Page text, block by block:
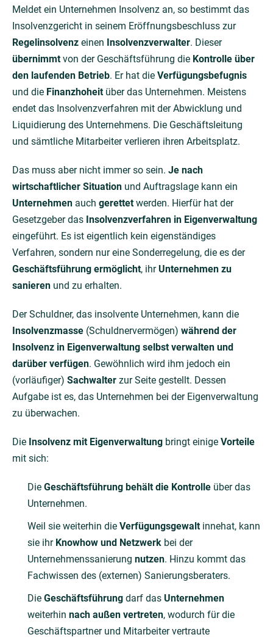
Meldet ein Unternehmen Insolvenz an, so bestimmt das
Insolvenzgericht in seinem Eröffnungsbeschluss zur
Regelinsolvenz einen Insolvenzverwalter. Dieser
übernimmtvon der Geschäftsführung die Kontrolle über
den laufenden Betrieb. Er hat die Verfügungsbefugnis
und die Finanzhoheitüber das Unternehmen. Meistens
endet das Insolvenzverfahren mit der Abwicklung und
Liquidierung des Unternehmens. Die Geschäftsleitung
und sämtliche Mitarbeiter verlieren ihren Arbeitsplatz.
Das muss aber nicht immer so sein. Je nach
wirtschaftlicher Situation und Auftragslage kann ein
Unternehmen auch gerettetwerden. Hierfür hat der
Gesetzgeber das Insolvenzverfahren in Eigenverwaltung
eingeführt. Es ist eigentlich kein eigenständiges
Verfahren, sondern nur eine Sonderregelung, die es der
Geschäftsführung ermöglicht, ihr Unternehmen zu
sanieren und zu erhalten.
Der Schuldner, das insolvente Unternehmen, kann die
Insolvenzmasse (Schuldnervermögen) während der
Insolvenz in Eigenverwaltung selbst verwalten und
darüber verfügen. Gewöhnlich wird ihm jedoch ein
(vorläufiger) Sachwalter zur Seite gestellt. Dessen
Aufgabe ist es, das Unternehmen bei der Eigenverwaltung
zu überwachen.
Die Insolvenz mit Eigenverwaltung bringt einige Vorteile
mit sich:
Die Geschäftsführung behält die Kontrolle über das
Unternehmen.
Weil sie weiterhin die Verfügungsgewalt innehat, kann
sie ihr Knowhow und Netzwerk bei der
Unternehmenssanierung nutzen. Hinzu kommt das
Fachwissen des (externen) Sanierungsberaters.
Die Geschäftsführung darf das Unternehmen
weiterhin nach außen vertreten, wodurch für die
Geschäftspartner und Mitarbeiter vertraute